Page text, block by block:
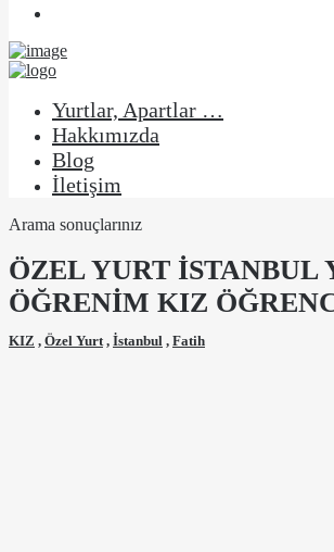
Yurtlar, Apartlar …
Hakkımızda
Blog
İletişim
Arama sonuçlarınız
ÖZEL YURT İSTANBUL
ÖĞRENİM KIZ
KIZ , Özel Yurt , İstanbul , Fatih